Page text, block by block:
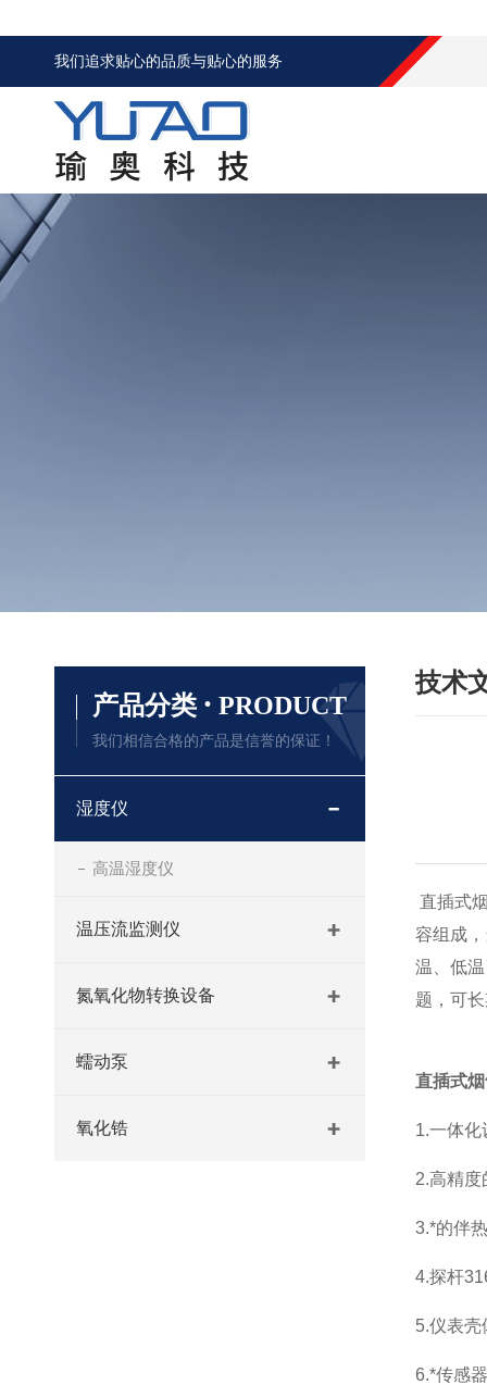
我们追求贴心的品质与贴心的服务
产品分类 · PRODUCT
我们相信合格的产品是信誉的保证！
湿度仪
高温湿度仪
温压流监测仪
氮氧化物转换设备
蠕动泵
氧化锆
技术
直插式
容组成
温、低
题，可
直插式
1.一体化
2.高精度
3.*的伴
4.探杆
5.仪表壳
6.*传感